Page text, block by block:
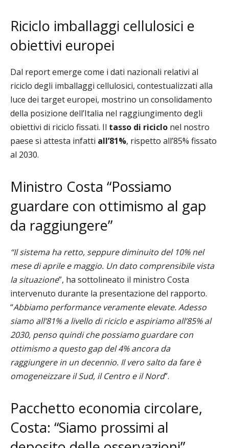
Riciclo imballaggi cellulosici e
obiettivi europei
Dal report emerge come i dati nazionali relativi al
riciclo degli imballaggi cellulosici, contestualizzati alla
luce dei target europei, mostrino un consolidamento
della posizione dell’Italia nel raggiungimento degli
obiettivi di riciclo fissati. Il tasso di riciclo nel nostro
paese si attesta infatti all’81%, rispetto all’85% fissato
al 2030.
Ministro Costa “Possiamo
guardare con ottimismo al gap
da raggiungere”
“Il sistema ha retto, seppure diminuito del 10% nel
mese di aprile e maggio. Un dato comprensibile vista
la situazione”, ha sottolineato il ministro Costa
intervenuto durante la presentazione del rapporto.
“Abbiamo performance veramente elevate. Adesso
siamo all’81% a livello di riciclo e aspiriamo all’85% al
2030, penso quindi che possiamo guardare con
ottimismo a questo gap del 4% ancora da
raggiungere in un decennio. Il vero salto da fare è
omogeneizzare il Sud, il Centro e il Nord”.
Pacchetto economia circolare,
Costa: “Siamo prossimi al